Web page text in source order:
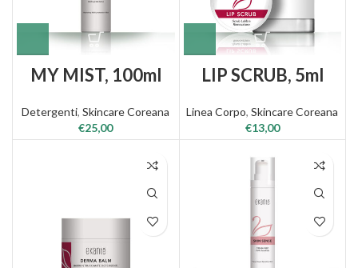
MY MIST, 100ml
Detergenti,Skincare Coreana
€25,00
LIP SCRUB, 5ml
Linea Corpo,Skincare Coreana
€13,00